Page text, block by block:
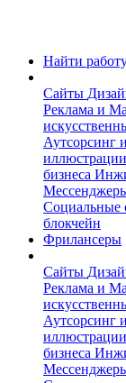
Найти
Сайты
Реклама и
Аутсорсинг
иллюстрации
бизнеса
Социальные
блокчейн
Фрилансеры
Сайты
Реклама и
Аутсорсинг
иллюстрации
бизнеса